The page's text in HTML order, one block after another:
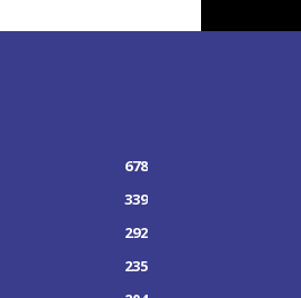
678
339
292
235